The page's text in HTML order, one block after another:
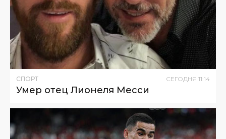
СПОРТ СЕГОДНЯ 11:14
Умер отец Лионеля Месси